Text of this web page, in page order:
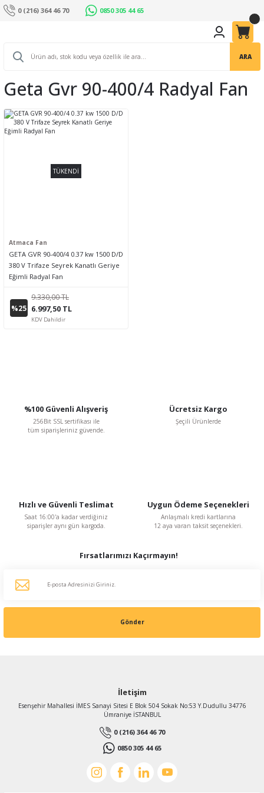
0 (216) 364 46 70 0850 305 44 65
ARA
Geta Gvr 90-400/4 Radyal Fan
TÜKENDİ
Atmaca Fan
GETA GVR 90-400/4 0.37 kw 1500 D/D
380 V Trifaze Seyrek Kanatlı Geriye
Eğimli Radyal Fan
%25
9.330,00 TL
6.997,50 TL
KDV Dahildir
%100 Güvenli Alışveriş
256Bit SSL sertifikası ile
tüm siparişleriniz güvende.
Ücretsiz Kargo
Şeçili Ürünlerde
Hızlı ve Güvenli Teslimat
Saat 16:00'a kadar verdiğiniz
siparişler aynı gün kargoda.
Uygun Ödeme Seçenekleri
Anlaşmalı kredi kartlarına
12 aya varan taksit seçenekleri.
Fırsatlarımızı Kaçırmayın!
Gönder
İletişim
Esenşehir Mahallesi İMES Sanayi Sitesi E Blok 504 Sokak No:53 Y.Dudullu 34776
Ümraniye İSTANBUL
0 (216) 364 46 70
0850 305 44 65